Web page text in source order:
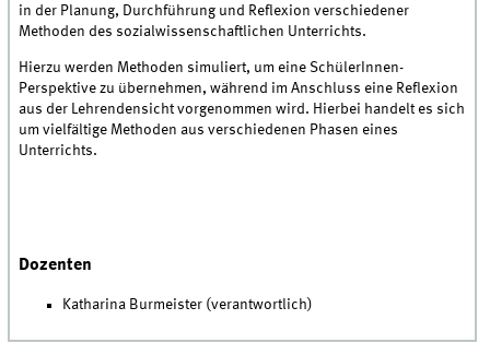
in der Planung, Durchführung und Reflexion verschiedener
Methoden des sozialwissenschaftlichen Unterrichts.
Hierzu werden Methoden simuliert, um eine SchülerInnen-
Perspektive zu übernehmen, während im Anschluss eine Reflexion
aus der Lehrendensicht vorgenommen wird. Hierbei handelt es sich
um vielfältige Methoden aus verschiedenen Phasen eines
Unterrichts.
Dozenten
Katharina Burmeister (verantwortlich)